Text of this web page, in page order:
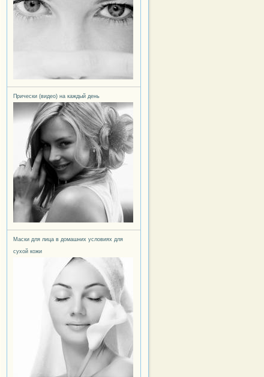
Прически (видео) на каждый день
Маски для лица в домашних условиях для
сухой кожи